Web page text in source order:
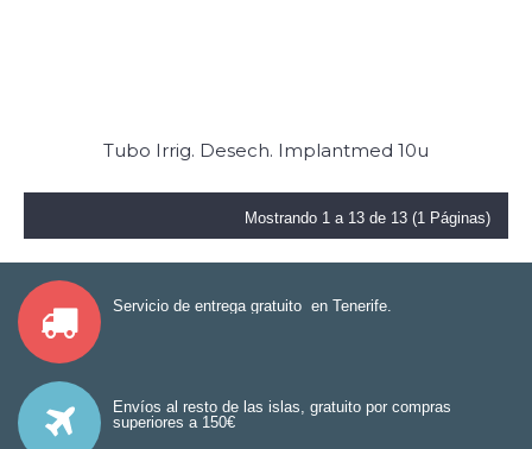
Tubo Irrig. Desech. Implantmed 10u
Mostrando 1 a 13 de 13 (1 Páginas)
Servicio de entrega gratuito en Tenerife.
Envíos al resto de las islas, gratuito por compras
superiores a 150€